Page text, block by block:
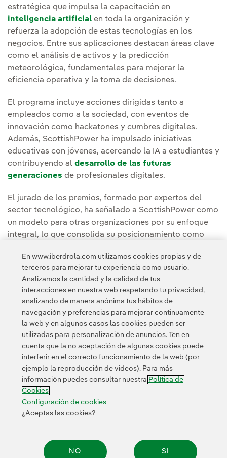
estratégica que impulsa la capacitación en
inteligencia artificial en toda la organización y
refuerza la adopción de estas tecnologías en los
negocios. Entre sus aplicaciones destacan áreas clave
como el análisis de activos y la predicción
meteorológica, fundamentales para mejorar la
eficiencia operativa y la toma de decisiones.
El programa incluye acciones dirigidas tanto a
empleados como a la sociedad, con eventos de
innovación como hackatones y cumbres digitales.
Además, ScottishPower ha impulsado iniciativas
educativas con jóvenes, acercando la IA a estudiantes y
contribuyendo al desarrollo de las futuras
generaciones de profesionales digitales.
El jurado de los premios, formado por expertos del
sector tecnológico, ha señalado a ScottishPower como
un modelo para otras organizaciones por su enfoque
integral, lo que consolida su posicionamiento como
responsable de la inteligencia artificial.
Puedes leer la noticia completa en la Sala de
comunicación de ScottishPower.
Contacta Clientes Política de Privacidad Información legal
Transparencia en el uso de la IA
Configuración de cookies Accesibilidad
En www.iberdrola.com utilizamos cookies propias y de
terceros para mejorar tu experiencia como usuario.
Analizamos la cantidad y la calidad de tus
interacciones en nuestra web respetando tu privacidad,
analizando de manera anónima tus hábitos de
navegación y preferencias para mejorar continuamente
la web y en algunos casos las cookies pueden ser
utilizadas para personalización de anuncios. Ten en
cuenta que la no aceptación de algunas cookies puede
interferir en el correcto funcionamiento de la web (por
ejemplo la reproducción de videos). Para más
información puedes consultar nuestra Política de
Cookies
Configuración de cookies
¿Aceptas las cookies?
NO SI